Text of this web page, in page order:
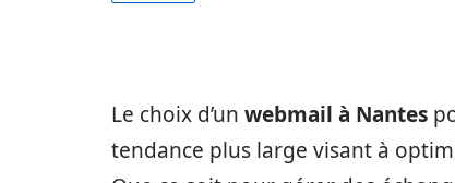
Le choix d’un webmail à Nantes
tendance plus large visant à